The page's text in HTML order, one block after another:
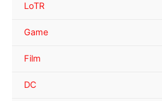
LoTR
Game
Film
DC